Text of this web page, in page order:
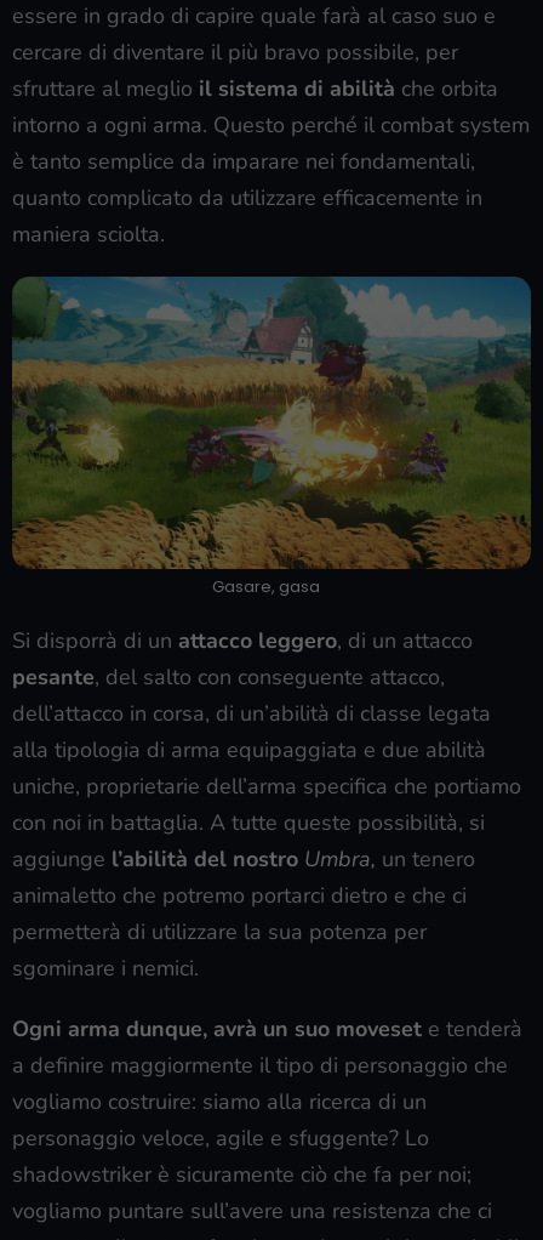
essere in grado di capire quale farà al caso suo e
cercare di diventare il più bravo possibile, per
sfruttare al meglio il sistema di abilità che orbita
intorno a ogni arma. Questo perché il combat system
è tanto semplice da imparare nei fondamentali,
quanto complicato da utilizzare efficacemente in
maniera sciolta.
Gasare, gasa
Si disporrà di un attacco leggero, di un attacco
pesante, del salto con conseguente attacco,
dell’attacco in corsa, di un’abilità di classe legata
alla tipologia di arma equipaggiata e due abilità
uniche, proprietarie dell’arma specifica che portiamo
con noi in battaglia. A tutte queste possibilità, si
aggiunge l’abilità del nostro Umbra, un tenero
animaletto che potremo portarci dietro e che ci
permetterà di utilizzare la sua potenza per
sgominare i nemici.
Ogni arma dunque, avrà un suo moveset e tenderà
a definire maggiormente il tipo di personaggio che
vogliamo costruire: siamo alla ricerca di un
personaggio veloce, agile e sfuggente? Lo
shadowstriker è sicuramente ciò che fa per noi;
vogliamo puntare sull’avere una resistenza che ci